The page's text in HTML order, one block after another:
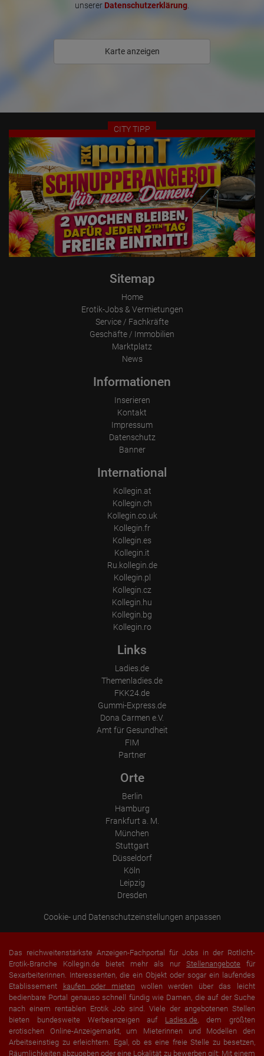
Auflösung des Computers
Wurden Werbebanner angeklickt?
Wohin ging der Besucher? Klickte er auf weitere Seiten des
unserer Datenschutzerklärung
Karte anzeigen
CITY TIPP
Sitemap
Home
Erotik-Jobs & Vermietungen
Service / Fachkräfte
Geschäfte / Immobilien
Marktplatz
News
Informationen
Inserieren
Kontakt
Impressum
Datenschutz
Banner
International
Kollegin.at
Kollegin.ch
Kollegin.co.uk
Kollegin.fr
Kollegin.es
Kollegin.it
Ru.kollegin.de
Kollegin.pl
Kollegin.cz
Kollegin.hu
Kollegin.bg
Kollegin.ro
Links
Ladies.de
Themenladies.de
FKK24.de
Gummi-Express.de
Dona Carmen e.V.
Amt für Gesundheit
FIM
Partner
Orte
Berlin
Hamburg
Frankfurt a. M.
München
Stuttgart
Düsseldorf
Köln
Leipzig
Dresden
Cookie- und Datenschutzeinstellungen anpassen
Das reichweitenstärkste Anzeigen-Fachportal für Jobs in der Rotlicht-
Erotik-Branche Kollegin.de bietet mehr als nur Stellenangebote für
Sexarbeiterinnen. Interessenten, die ein Objekt oder sogar ein laufendes
Etablissement kaufen oder mieten wollen werden über das leicht
bedienbare Portal genauso schnell fündig wie Damen, die auf der Suche
nach einem rentablen Erotik Job sind. Viele der angebotenen Stellen
bieten bundesweite Werbeanzeigen auf Ladies.de , dem größten
erotischen Online-Anzeigemarkt, um Mieterinnen und Modellen den
Arbeitseinstieg zu erleichtern. Egal, ob es eine freie Stelle zu besetzen,
Räumlichkeiten abzugeben oder eine Lokalität zu bewerben gilt: Mit einem